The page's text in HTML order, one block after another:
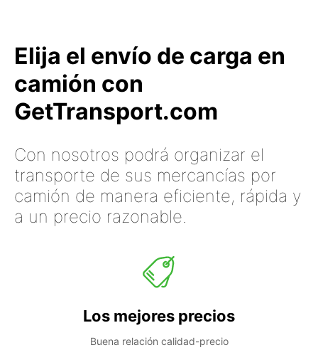
Elija el envío de carga en
camión con
GetTransport.com
Con nosotros podrá organizar el
transporte de sus mercancías por
camión de manera eficiente, rápida y
a un precio razonable.
Los mejores precios
Buena relación calidad-precio